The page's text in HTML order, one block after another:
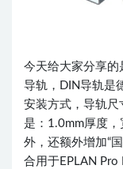
今天给大家分享的
导轨，DIN导轨是
安装方式，导轨尺
是：1.0mm厚度
外，还额外增加“
合用于EPLAN Pro